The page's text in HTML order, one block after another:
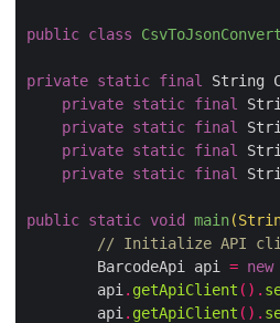
public class
private static final String
private static final
private static final
private static final
private static final
public static void main(
// Initialize API
        BarcodeApi api
= new
        api
. getApiClient ().
        api
. getApiClient ().